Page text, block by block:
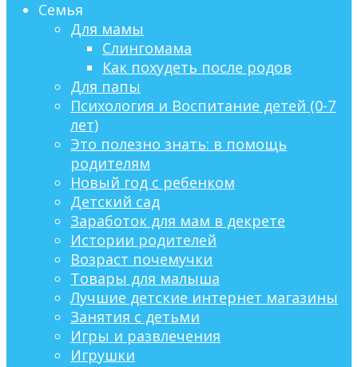
Семья
Для мамы
Слингомама
Как похудеть после родов
Для папы
Психология и Воспитание детей (0-7
лет)
Это полезно знать: в помощь
родителям
Новый год с ребенком
Детский сад
Заработок для мам в декрете
Истории родителей
Возраст почемучки
Товары для малыша
Лучшие детские интернет магазины
Занятия с детьми
Игры и развлечения
Игрушки